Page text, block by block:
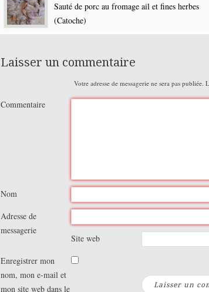
Sauté de porc au fromage ail et fines herbes
(Catoche)
Laisser un commentaire
Votre adresse de messagerie ne sera pas publiée.
Commentaire
Nom
Adresse de
messagerie
Site web
Enregistrer mon
nom, mon e-mail et
mon site web dans le